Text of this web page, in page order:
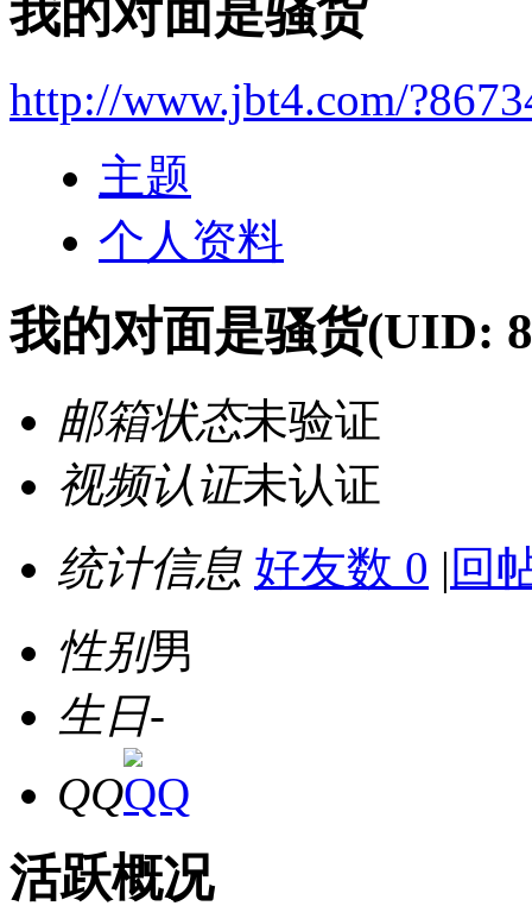
我的对面是骚货
http://www.jbt4.com/
主题
个人资料
我的对面是骚货(UID:
邮箱状态未验证
视频认证未认证
统计信息 好友数 0 | 回
性别男
生日-
QQ
活跃概况